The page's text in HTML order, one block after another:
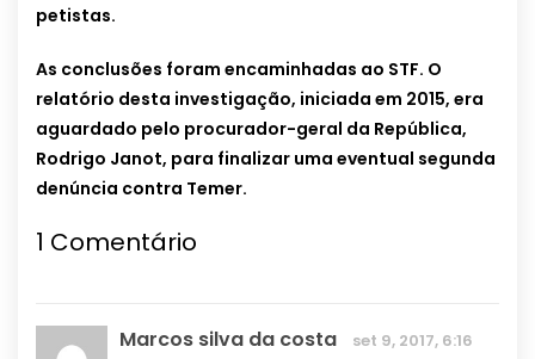
petistas.
As conclusões foram encaminhadas ao STF. O
relatório desta investigação, iniciada em 2015, era
aguardado pelo procurador-geral da República,
Rodrigo Janot, para finalizar uma eventual segunda
denúncia contra Temer.
1 Comentário
Marcos silva da costa
set 9, 2017, 6:16